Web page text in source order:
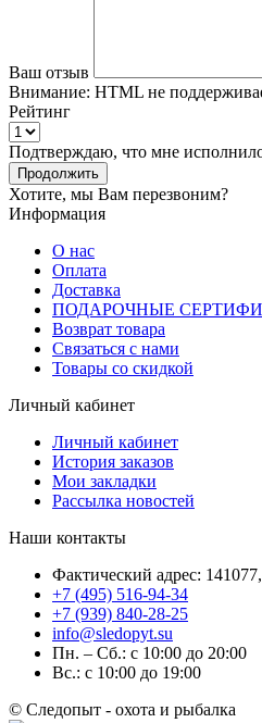
Ваш отзыв
Внимание: HTML не
Рейтинг
Подтверждаю, что мне
Продолжить
Хотите, мы Вам перезвоним?
Информация
О нас
Оплата
Доставка
ПОДАРОЧНЫЕ
Возврат товара
Связаться с нами
Товары со скидкой
Личный кабинет
Личный кабинет
История заказов
Мои закладки
Рассылка новостей
Наши контакты
Фактический адрес:
+7 (495) 516-94-34
+7 (939) 840-28-25
info@sledopyt.su
Пн. – Сб.: с 10:00 до 20:00
Вс.: с 10:00 до 19:00
© Следопыт - охота и рыбалка